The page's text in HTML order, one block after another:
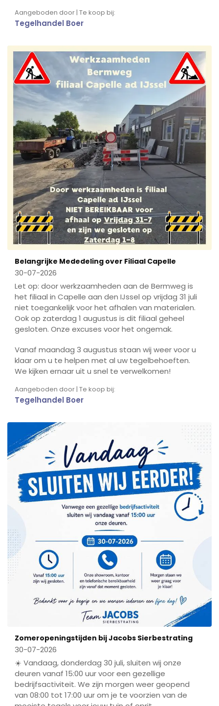
Aangeboden door | Te koop bij:
Tegelhandel Boer
Belangrijke Mededeling over Filiaal Capelle
30-07-2026
Let op: door werkzaamheden aan de Bermweg is
het filiaal in Capelle aan den IJssel op vrijdag 31 juli
niet toegankelijk voor het afhalen van materialen.
Ook op zaterdag 1 augustus is dit filiaal geheel
gesloten. Onze excuses voor het ongemak.
Vanaf maandag 3 augustus staan wij weer voor u
klaar om u te helpen met al uw tegelbehoeften.
We kijken ernaar uit u snel te verwelkomen!
Aangeboden door | Te koop bij:
Tegelhandel Boer
Zomeropeningstijden bij Jacobs Sierbestrating
30-07-2026
☀️ Vandaag, donderdag 30 juli, sluiten wij onze
deuren vanaf 15:00 uur voor een gezellige
bedrijfsactiviteit. We zijn morgen weer geopend
van 08:00 tot 17:00 uur om je te voorzien van de